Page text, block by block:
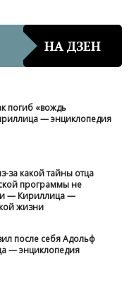
НА ДЗЕН
погиб «вождь
— энциклопедия
за какой тайны отца
программы не
— Кириллица —
жизни
после себя Адольф
— энциклопедия